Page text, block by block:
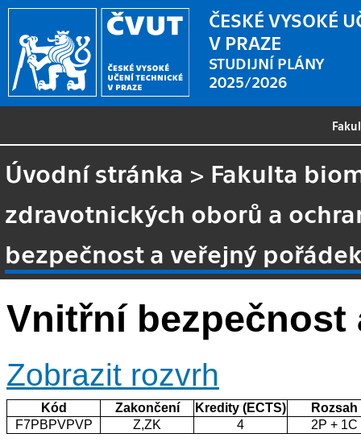
ČESKÉ VYSOKÉ
V PRAZE
STUDIJNÍ PLÁNY
2025/2026
Úvodní stránka > Fakulta
zdravotnických oborů a
bezpečnost a veřejný
Vnitřní bezpečnost
Zobrazit rozvrh
Kód Zakončení Kredity (ECTS)
Rozsah
F7PBPVPVP
Z,ZK 4 2P + 1C